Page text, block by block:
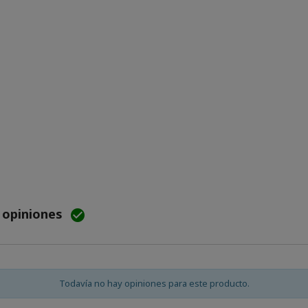

Todavía no hay opiniones para este producto.